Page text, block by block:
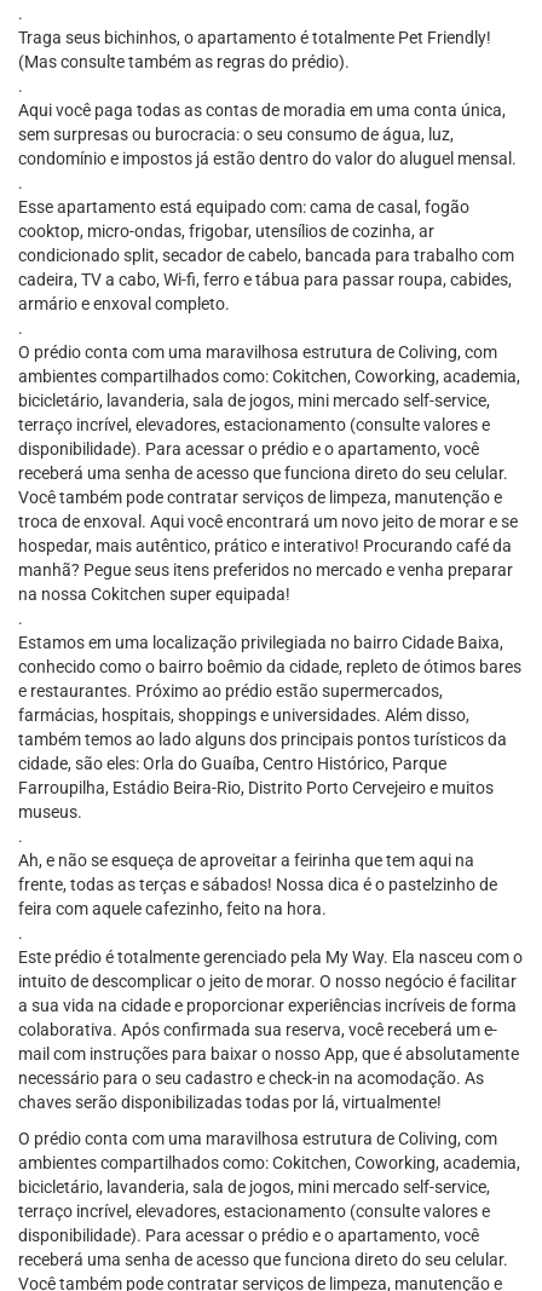
.
Traga seus bichinhos, o apartamento é totalmente Pet Friendly!
(Mas consulte também as regras do prédio).
.
Aqui você paga todas as contas de moradia em uma conta única,
sem surpresas ou burocracia: o seu consumo de água, luz,
condomínio e impostos já estão dentro do valor do aluguel mensal.
.
Esse apartamento está equipado com: cama de casal, fogão
cooktop, micro-ondas, frigobar, utensílios de cozinha, ar
condicionado split, secador de cabelo, bancada para trabalho com
cadeira, TV a cabo, Wi-fi, ferro e tábua para passar roupa, cabides,
armário e enxoval completo.
.
O prédio conta com uma maravilhosa estrutura de Coliving, com
ambientes compartilhados como: Cokitchen, Coworking, academia,
bicicletário, lavanderia, sala de jogos, mini mercado self-service,
terraço incrível, elevadores, estacionamento (consulte valores e
disponibilidade). Para acessar o prédio e o apartamento, você
receberá uma senha de acesso que funciona direto do seu celular.
Você também pode contratar serviços de limpeza, manutenção e
troca de enxoval. Aqui você encontrará um novo jeito de morar e se
hospedar, mais autêntico, prático e interativo! Procurando café da
manhã? Pegue seus itens preferidos no mercado e venha preparar
na nossa Cokitchen super equipada!
.
Estamos em uma localização privilegiada no bairro Cidade Baixa,
conhecido como o bairro boêmio da cidade, repleto de ótimos bares
e restaurantes. Próximo ao prédio estão supermercados,
farmácias, hospitais, shoppings e universidades. Além disso,
também temos ao lado alguns dos principais pontos turísticos da
cidade, são eles: Orla do Guaíba, Centro Histórico, Parque
Farroupilha, Estádio Beira-Rio, Distrito Porto Cervejeiro e muitos
museus.
.
Ah, e não se esqueça de aproveitar a feirinha que tem aqui na
frente, todas as terças e sábados! Nossa dica é o pastelzinho de
feira com aquele cafezinho, feito na hora.
.
Este prédio é totalmente gerenciado pela My Way. Ela nasceu com o
intuito de descomplicar o jeito de morar. O nosso negócio é facilitar
a sua vida na cidade e proporcionar experiências incríveis de forma
colaborativa. Após confirmada sua reserva, você receberá um e-
mail com instruções para baixar o nosso App, que é absolutamente
necessário para o seu cadastro e check-in na acomodação. As
chaves serão disponibilizadas todas por lá, virtualmente!
O prédio conta com uma maravilhosa estrutura de Coliving, com
ambientes compartilhados como: Cokitchen, Coworking, academia,
bicicletário, lavanderia, sala de jogos, mini mercado self-service,
terraço incrível, elevadores, estacionamento (consulte valores e
disponibilidade). Para acessar o prédio e o apartamento, você
receberá uma senha de acesso que funciona direto do seu celular.
Você também pode contratar serviços de limpeza, manutenção e